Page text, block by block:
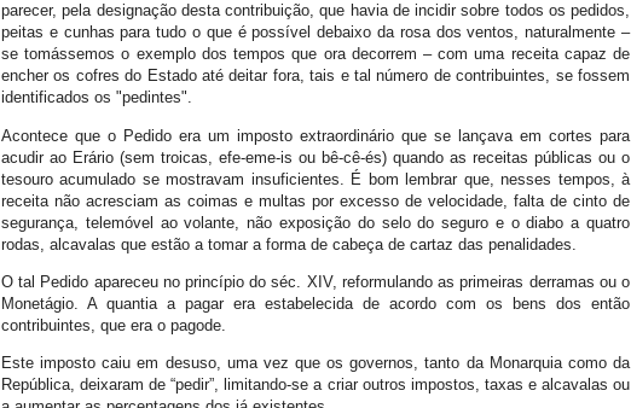
parecer, pela designação desta contribuição, que havia de incidir sobre todos os pedidos,
peitas e cunhas para tudo o que é possível debaixo da rosa dos ventos, naturalmente –
se tomássemos o exemplo dos tempos que ora decorrem – com uma receita capaz de
encher os cofres do Estado até deitar fora, tais e tal número de contribuintes, se fossem
identificados os "pedintes".
Acontece que o Pedido era um imposto extraordinário que se lançava em cortes para
acudir ao Erário (sem troicas, efe-eme-is ou bê-cê-és) quando as receitas públicas ou o
tesouro acumulado se mostravam insuficientes.
É bom lembrar que, nesses tempos, à
receita não acresciam as coimas e multas por excesso de velocidade, falta de cinto de
segurança, telemóvel ao volante, não exposição do selo do seguro e o diabo a quatro
rodas, alcavalas que estão a tomar a forma de cabeça de cartaz das penalidades.
O tal Pedido apareceu no princípio do séc. XIV, reformulando as primeiras derramas ou o
Monetágio. A quantia a pagar era estabelecida de acordo com os bens dos então
contribuintes, que era o pagode.
Este imposto caiu em desuso, uma vez que os governos, tanto da Monarquia como da
República, deixaram de “pedir”, limitando-se a criar outros impostos, taxas e alcavalas ou